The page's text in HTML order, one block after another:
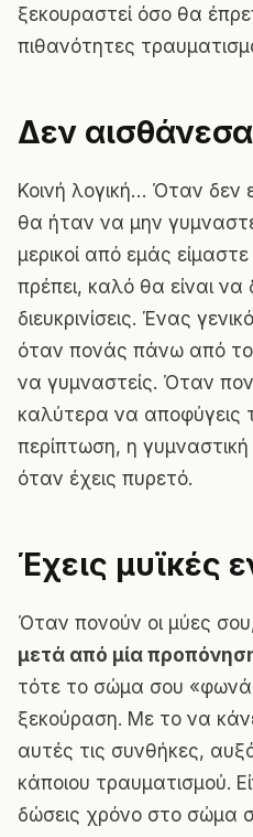
ξεκουραστεί όσο θα
πιθανότητες
Δεν
Κοινή λογική… Όταν δεν
θα ήταν να μην
μερικοί από εμάς
πρέπει, καλό θα είναι να
διευκρινίσεις. Ένας
όταν πονάς πάνω από
να γυμναστείς. Όταν
καλύτερα να αποφύγεις
περίπτωση, η γυμναστική
όταν έχεις πυρετό.
Έχεις μυϊκές
Όταν πονούν οι μύες
μετά από μία
τότε το σώμα σου
ξεκούραση. Με το να
αυτές τις συνθήκες,
κάποιου τραυματισμού.
δώσεις χρόνο στο σώμα